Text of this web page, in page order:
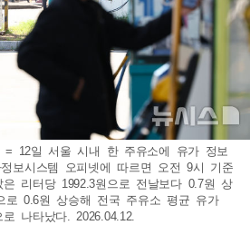
= 12일 서울 시내 한 주유소에 유가 정보
보시스템 오피넷에 따르면 오전 9시 기준
리터당 1992.3원으로 전날보다 0.7원 상
로 0.6원 상승해 전국 주유소 평균 유가
나타났다. 2026.04.12.